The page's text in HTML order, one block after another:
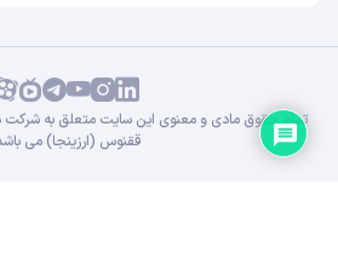
تمام حقوق مادی و معنوی این سایت متعلق به شرکت
ققنوس (ارزینجا) می